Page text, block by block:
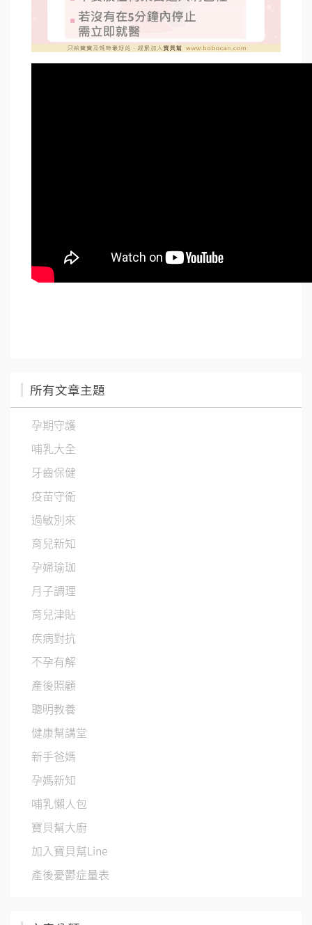
所有文章主題
孕期守護
哺乳大全
牙齒保健
疫苗守衛
過敏別來
育兒新知
孕婦瑜珈
月子調理
育兒津貼
疾病對抗
不孕有解
產後照顧
聰明教養
健康幫講堂
新手爸媽
孕媽新知
哺乳懶人包
寶貝幫大廚
加入寶貝幫Line
產後憂鬱症量表